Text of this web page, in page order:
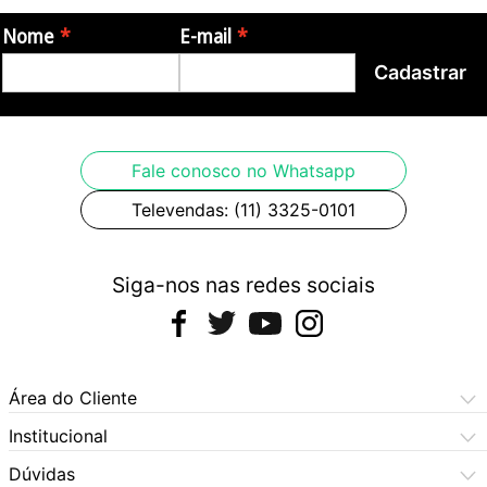
Garantia:
Nome E-mail
Cadastrar
Fale conosco no Whatsapp
Televendas: (11) 3325-0101
Siga-nos nas redes sociais
Área do Cliente
Meus Pedidos
Meus Dados
Institucional
Central de Atendimento
Dúvidas